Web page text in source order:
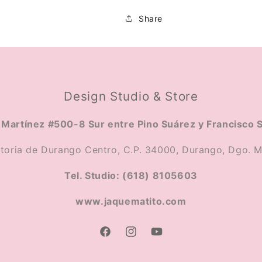
Share
Design Studio & Store
#500-8 Sur entre Pino Suárez y Francisco
de Durango Centro, C.P. 34000, Durango, Dgo.
Tel. Studio: (618) 8105603
www.jaquematito.com
FacebookInstagramYouTube